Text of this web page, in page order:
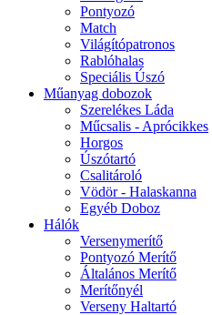
Pontyozó
Match
Világítópatronos
Rablóhalas
Speciális Úszó
Műanyag dobozok
Szerelékes Láda
Műcsalis - Aprócikkes
Horgos
Úszótartó
Csalitároló
Vödör - Halaskanna
Egyéb Doboz
Hálók
Versenymerítő
Pontyozó Merítő
Általános Merítő
Merítőnyél
Verseny Haltartó